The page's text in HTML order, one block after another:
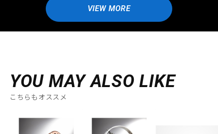
VIEW MORE
YOU MAY ALSO LIKE
こちらもオススメ